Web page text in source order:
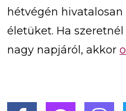
hétvégén
életüket. Ha
nagy napjáról, akkor